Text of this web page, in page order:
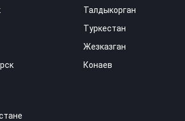
Талдыкорган
Туркестан
Жезказган
Конаев